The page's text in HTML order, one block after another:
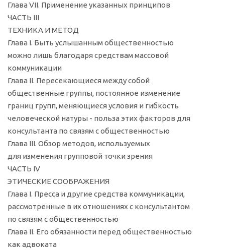
Глава VII. Применение указанных принципов
ЧАСТЬ III
ТЕХНИКА И МЕТОД
Глава I. Быть услышанным общественностью
можно лишь благодаря средствам массовой
коммуникации
Глава II. Пересекающиеся между собой
общественные группы, постоянное изменение
границ групп, меняющиеся условия и гибкость
человеческой натуры - польза этих факторов для
консультанта по связям с общественностью
Глава III. Обзор методов, используемых
для изменения групповой точки зрения
ЧАСТЬ IV
ЭТИЧЕСКИЕ СООБРАЖЕНИЯ
Глава I. Пресса и другие средства коммуникации,
рассмотренные в их отношениях с консультантом
по связям с общественностью
Глава II. Его обязанности перед общественностью
как адвоката